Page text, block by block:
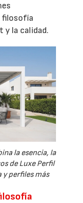
filosofía
y la calidad.
la esencia, la
de Luxe Perfil
perfiles más